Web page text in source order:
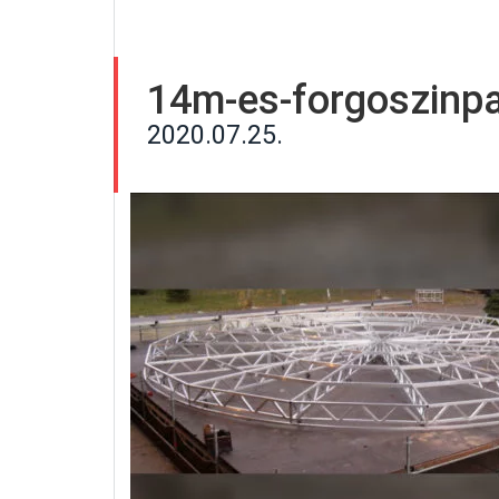
14m-es-
2020.07.25.